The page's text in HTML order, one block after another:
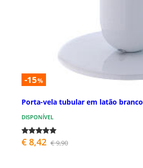
-15%
Porta-vela tubular em latão branco
DISPONÍVEL
€ 8,42 € 9,90